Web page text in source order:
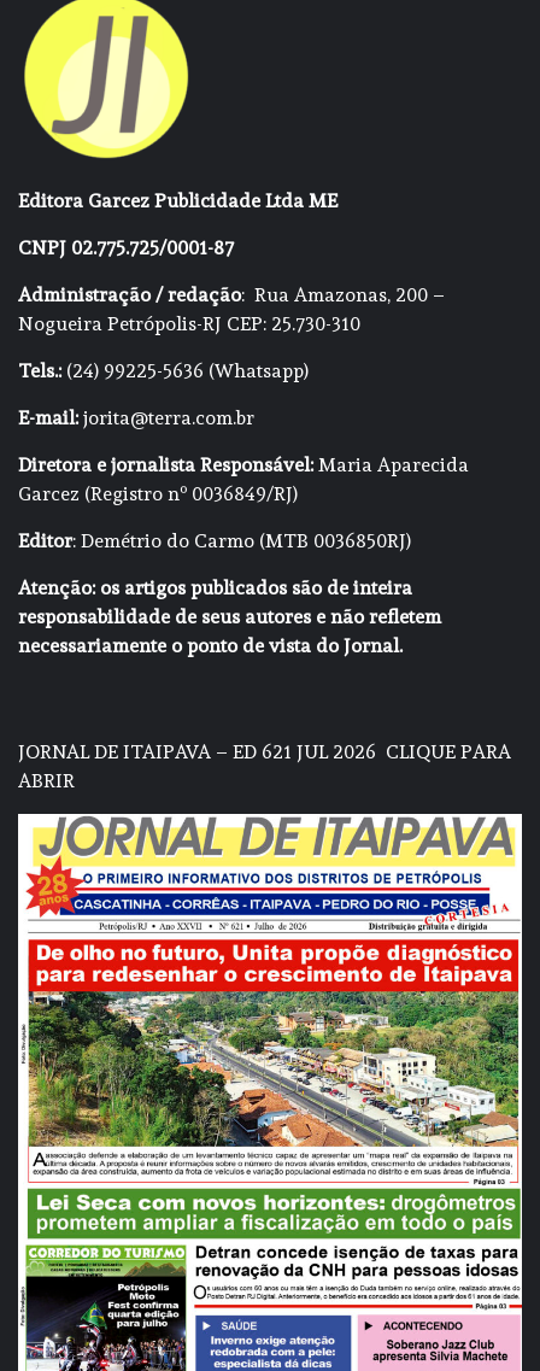
Editora Garcez Publicidade Ltda ME
CNPJ 02.775.725/0001-87
Administração / redação: Rua Amazonas, 200 –
Nogueira Petrópolis-RJ CEP: 25.730-310
Tels.:(24) 99225-5636 (Whatsapp)
E-mail:jorita@terra.com.br
Diretora e jornalista Responsável:Maria Aparecida
Garcez (Registro nº 0036849/RJ)
Editor: Demétrio do Carmo (MTB 0036850RJ)
Atenção: os artigos publicados são de inteira
responsabilidade de seus autores e não refletem
necessariamente o ponto de vista do Jornal.
JORNAL DE ITAIPAVA – ED 621 JUL 2026 CLIQUE PARA
ABRIR